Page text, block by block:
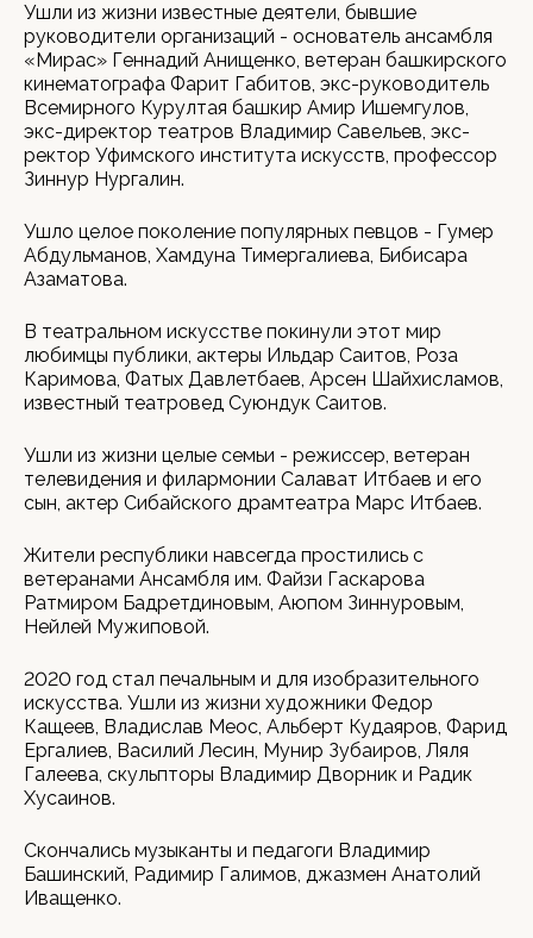
Ушли из жизни известные деятели, бывшие
руководители организаций - основатель ансамбля
«Мирас» Геннадий Анищенко, ветеран башкирского
кинематографа Фарит Габитов, экс-руководитель
Всемирного Курултая башкир Амир Ишемгулов,
экс-директор театров Владимир Савельев, экс-
ректор Уфимского института искусств, профессор
Зиннур Нургалин.
Ушло целое поколение популярных певцов - Гумер
Абдульманов, Хамдуна Тимергалиева, Бибисара
Азаматова.
В театральном искусстве покинули этот мир
любимцы публики, актеры Ильдар Саитов, Роза
Каримова, Фатых Давлетбаев, Арсен Шайхисламов,
известный театровед Суюндук Саитов.
Ушли из жизни целые семьи - режиссер, ветеран
телевидения и филармонии Салават Итбаев и его
сын, актер Сибайского драмтеатра Марс Итбаев.
Жители республики навсегда простились с
ветеранами Ансамбля им. Файзи Гаскарова
Ратмиром Бадретдиновым, Аюпом Зиннуровым,
Нейлей Мужиповой.
2020 год стал печальным и для изобразительного
искусства. Ушли из жизни художники Федор
Кащеев, Владислав Меос, Альберт Кудаяров, Фарид
Ергалиев, Василий Лесин, Мунир Зубаиров, Ляля
Галеева, скульпторы Владимир Дворник и Радик
Хусаинов.
Скончались музыканты и педагоги Владимир
Башинский, Радимир Галимов, джазмен Анатолий
Иващенко.